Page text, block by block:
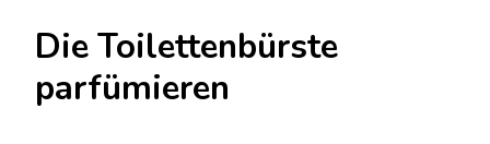
Die Toilettenbürste
parfümieren